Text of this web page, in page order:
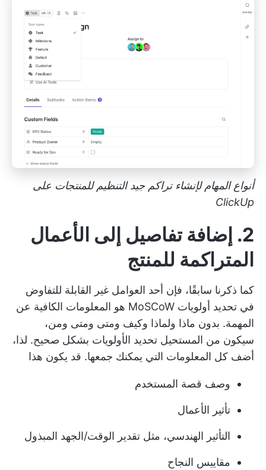
أنواع المهام لإنشاء تراكم جيد التنظيم للمنتجات على
ClickUp
2. إضافة تفاصيل إلى الأعمال
المتراكمة للمنتج
كما ذكرنا سابقًا، فإن أحد العوامل غير القابلة للتفاوض
في تحديد أولويات MoSCoW هو المعلومات الكافية عن
المهمة. بدون ماذا ولماذا وكيف ومتى ومتى ومن،
سيكون من المستحيل تحديد الأولويات بشكل صحيح. لذا،
أضف كل المعلومات التي يمكنك جمعها. قد يكون هذا
وصف قصة المستخدم
تأثير الأعمال
التأثير الهندسي، مثل تقدير الوقت/الجهد المبذول
مقاييس النجاح